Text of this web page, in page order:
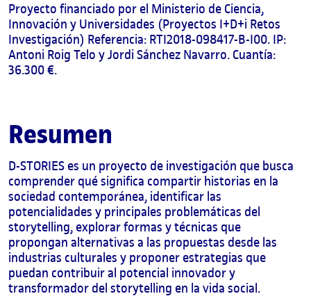
Proyecto financiado por el Ministerio de Ciencia,
Innovación y Universidades (Proyectos I+D+i Retos
Investigación) Referencia: RTI2018-098417-B-I00. IP:
Antoni Roig Telo y Jordi Sánchez Navarro. Cuantía:
36.300 €.
Resumen
D-STORIES es un proyecto de investigación que busca
comprender qué significa compartir historias en la
sociedad contemporánea, identificar las
potencialidades y principales problemáticas del
storytelling, explorar formas y técnicas que
propongan alternativas a las propuestas desde las
industrias culturales y proponer estrategias que
puedan contribuir al potencial innovador y
transformador del storytelling en la vida social.